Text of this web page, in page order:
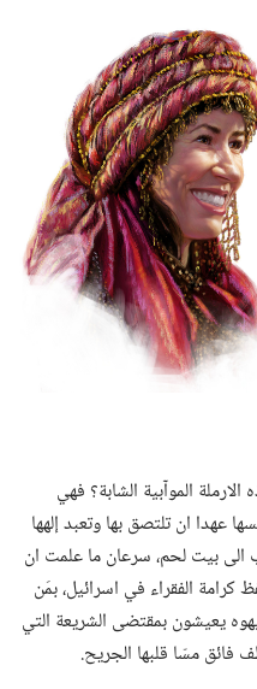
الموآبية الشابة؟‏ فهي
عهدا ان تلتصق بها وتعبد إلهها
الى بيت لحم،‏ سرعان ما علمت ان
الفقراء في اسرائيل،‏ بمَن
يعيشون بمقتضى الشريعة التي
فائق مسّا قلبها الجريح.‏